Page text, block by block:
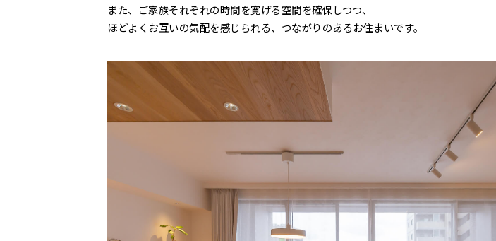
また、ご家族それぞれの時間を寛げる空間を確保しつつ、
ほどよくお互いの気配を感じられる、つながりのあるお住まいです。